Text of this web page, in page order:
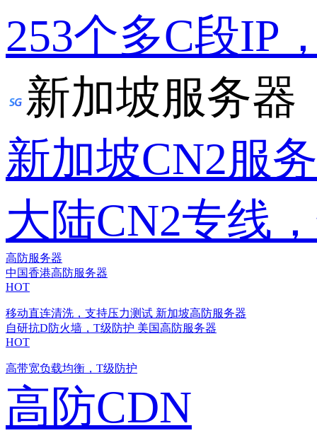
253个多C段IP
新加坡服务器
新加坡CN2服
大陆CN2专线
高防服务器
中国香港高防服务器
HOT
移动直连清洗，支持压力测试 新加坡高防服务器
自研抗D防火墙，T级防护 美国高防服务器
HOT
高带宽负载均衡，T级防护
高防CDN